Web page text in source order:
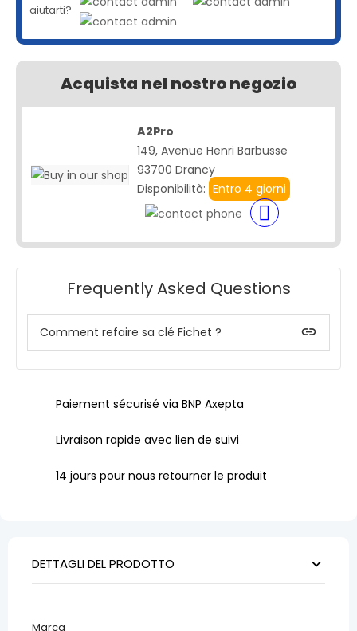
aiutarti?
Acquista nel nostro negozio
A2Pro
149, Avenue Henri Barbusse
93700 Drancy
Disponibilità: Entro 4 giorni
Frequently Asked Questions
Comment refaire sa clé Fichet ? insert_link
Paiement sécurisé via BNP Axepta
Livraison rapide avec lien de suivi
14 jours pour nous retourner le produit
DETTAGLI DEL PRODOTTO
Marca